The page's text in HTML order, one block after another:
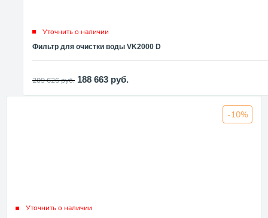
Уточнить о наличии
Фильтр для очистки воды VK2000 D
209 626руб. 188 663 руб.
-10%
Уточнить о наличии